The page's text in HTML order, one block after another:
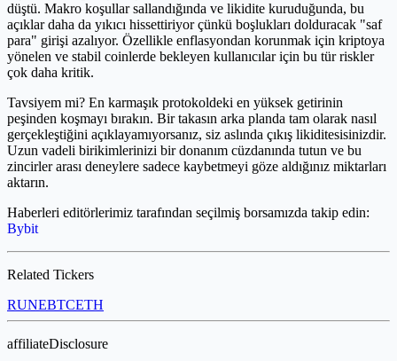
düştü. Makro koşullar sallandığında ve likidite kuruduğunda, bu
açıklar daha da yıkıcı hissettiriyor çünkü boşlukları dolduracak "saf
para" girişi azalıyor. Özellikle enflasyondan korunmak için kriptoya
yönelen ve stabil coinlerde bekleyen kullanıcılar için bu tür riskler
çok daha kritik.
Tavsiyem mi? En karmaşık protokoldeki en yüksek getirinin
peşinden koşmayı bırakın. Bir takasın arka planda tam olarak nasıl
gerçekleştiğini açıklayamıyorsanız, siz aslında çıkış likiditesisinizdir.
Uzun vadeli birikimlerinizi bir donanım cüzdanında tutun ve bu
zincirler arası deneylere sadece kaybetmeyi göze aldığınız miktarları
aktarın.
Haberleri editörlerimiz tarafından seçilmiş borsamızda takip edin:
Bybit
Related Tickers
RUNEBTCETH
affiliateDisclosure